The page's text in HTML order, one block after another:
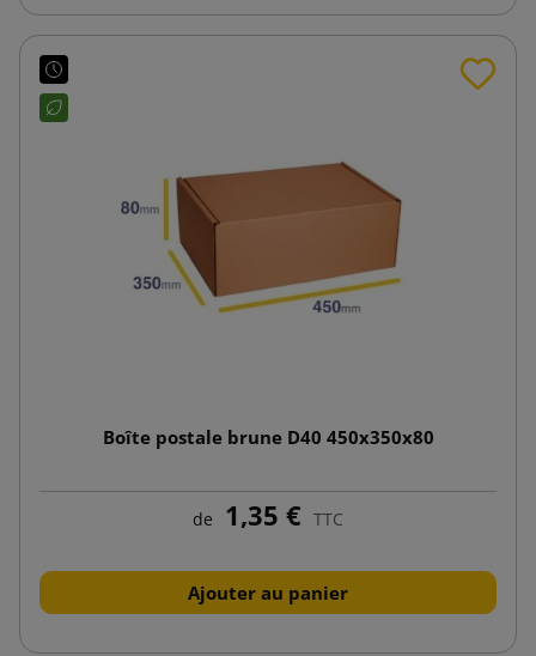
Boîte postale brune D40 450x350x80
de 1,35 € TTC
Ajouter au panier